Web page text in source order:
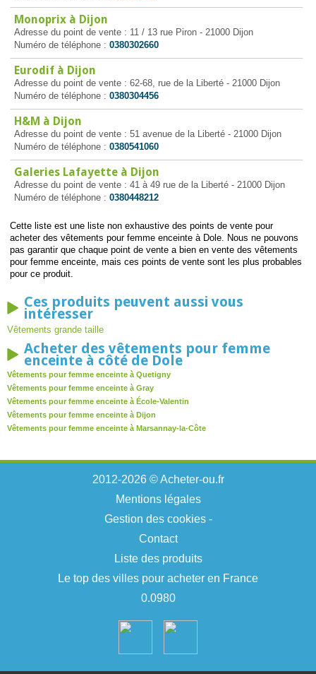
Monoprix à Dijon
Adresse du point de vente : 11 / 13 rue Piron - 21000 Dijon
Numéro de téléphone : 0380302660
Eurodif à Dijon
Adresse du point de vente : 62-68, rue de la Liberté - 21000 Dijon
Numéro de téléphone : 0380304456
H&M à Dijon
Adresse du point de vente : 51 avenue de la Liberté - 21000 Dijon
Numéro de téléphone : 0380541060
Galeries Lafayette à Dijon
Adresse du point de vente : 41 à 49 rue de la Liberté - 21000 Dijon
Numéro de téléphone : 0380448212
Cette liste est une liste non exhaustive des points de vente pour
acheter des vêtements pour femme enceinte à Dole. Nous ne pouvons
pas garantir que chaque point de vente a bien en vente des vêtements
pour femme enceinte, mais ces points de vente sont les plus probables
pour ce produit.
Ces produits peuvent aussi vous
intéresser
Vêtements grande taille
Acheter des vêtements pour femme
enceinte à côté de Dole
Vêtements pour femme enceinte à Quetigny
Vêtements pour femme enceinte à Gray
Vêtements pour femme enceinte à École-Valentin
Vêtements pour femme enceinte à Dijon
Vêtements pour femme enceinte à Marsannay-la-Côte
2012-2026 © Acheter-ou.fr
Mentions légales
Gestion des cookies-
Contact
Liste des produits
Le top des villes pour acheter en France
0.0980